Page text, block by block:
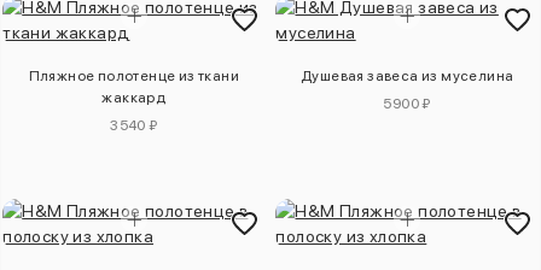
Пляжное полотенце из ткани
жаккард
3540 ₽
Душевая завеса из муселина
5900 ₽